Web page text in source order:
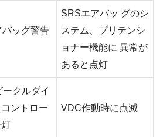
ッグ警告
SRSエアバッ グのシ
ステム、プリテンシ
ョナー機能に 異常が
あると点灯
クルダイ
ントロー
VDC作動時に点滅